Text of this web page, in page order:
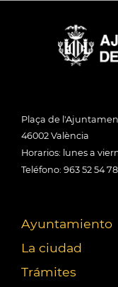
Plaça de
46002 València
Horarios: lunes a
Teléfono: 963 52 54 78
Ayuntamiento
La ciudad
Trámites